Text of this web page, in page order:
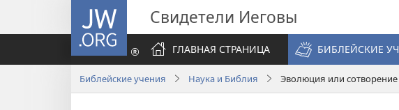
JW.ORG Свидетели Иеговы
ГЛАВНАЯ СТРАНИЦА
БИБЛЕЙСКИЕ
Библейские учения Наука и Библия Эволюция или сотворение